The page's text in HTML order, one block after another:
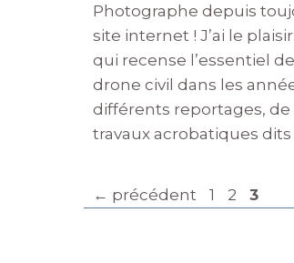
Photographe depuis
site internet ! J’ai le
qui recense l’essentiel
drone civil dans les
différents reportages,
travaux acrobatiques dits
← précédent Page
1 Page
2 Page
3